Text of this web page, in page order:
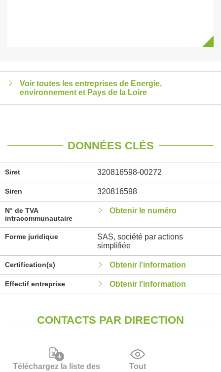
Voir toutes les entreprises de Energie,
environnement et Pays de la Loire
DONNÉES CLÉS
Siret 320816598-00272
Siren 320816598
N° de TVA
intracommunautaire
Obtenir le numéro
Forme juridique
SAS, société par actions
simplifiée
Certification(s) Obtenir l'information
Effectif entreprise Obtenir l'information
CONTACTS PAR DIRECTION
Téléchargez la liste des
Tout